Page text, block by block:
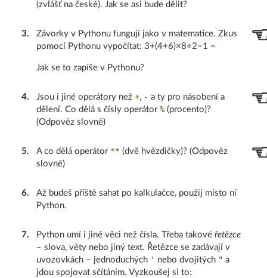
(zvlášť na české). Jak se asi bude dělit?
3.
Závorky v Pythonu fungují jako v matematice. Zkus
pomocí Pythonu vypočítat: 3+(4+6)×8÷2−1 =
Jak se to zapíše v Pythonu?
4. Jsou i jiné operátory než+, - a ty pro násobení a
dělení. Co dělá s čísly operátor%(procento)?
(Odpověz slovně)
5. A co dělá operátor ** (dvě hvězdičky)? (Odpověz
slovně)
6.
Až budeš příště sahat po kalkulačce, použij místo ní
Python.
7. Python umí i jiné věci než čísla. Třeba takovéřetězce
– slova, věty nebo jiný text. Řetězce se zadávají v
uvozovkách – jednoduchých ' nebo dvojitých " a
jdou spojovat sčítáním. Vyzkoušej si to: